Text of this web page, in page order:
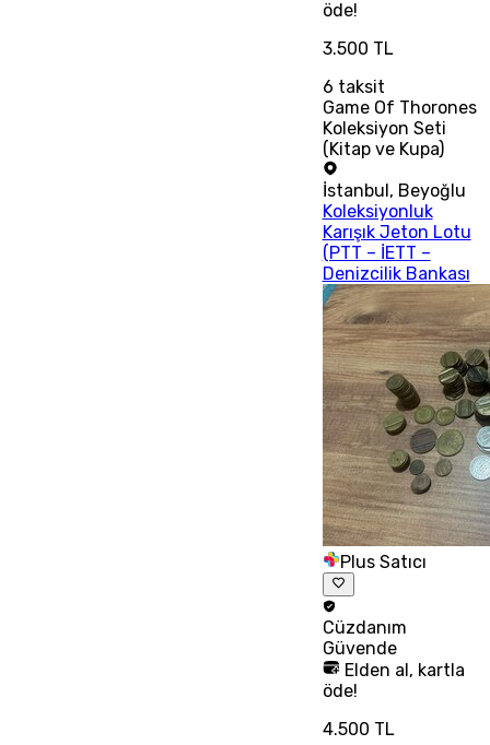
öde!
3.500 TL
6 taksit
Game Of Thorones
Koleksiyon Seti
(Kitap ve Kupa)
İstanbul, Beyoğlu
Koleksiyonluk
Karışık Jeton Lotu
(PTT – İETT –
Denizcilik Bankası
Plus Satıcı
Cüzdanım
Güvende
Elden al, kartla
öde!
4.500 TL